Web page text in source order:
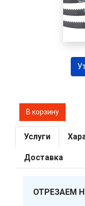
Услуги
Доставка
ОТРЕЗАЕМ